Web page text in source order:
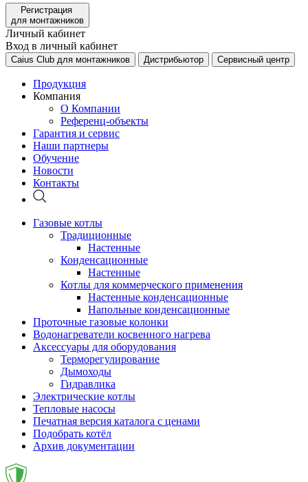
Регистрация
для монтажников
Личный кабинет
Вход в личный кабинет
Caius Club для монтажников Дистрибьютор Сервисный центр
Продукция
Компания
О Компании
Референц-объекты
Гарантия и сервис
Наши партнеры
Обучение
Новости
Контакты
Газовые котлы
Традиционные
Настенные
Конденсационные
Настенные
Котлы для коммерческого применения
Настенные конденсационные
Напольные конденсационные
Проточные газовые колонки
Водонагреватели косвенного нагрева
Аксессуары для оборудования
Терморегулирование
Дымоходы
Гидравлика
Электрические котлы
Тепловые насосы
Печатная версия каталога с ценами
Подобрать котёл
Архив документации